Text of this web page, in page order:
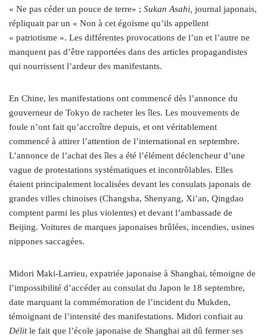
« Ne pas céder un pouce de terre» ; Sukan Asahi, journal japonais,
répliquait par un « Non à cet égoïsme qu’ils appellent
« patriotisme ». Les différentes provocations de l’un et l’autre ne
manquent pas d’être rapportées dans des articles propagandistes
qui nourrissent l’ardeur des manifestants.
En Chine, les manifestations ont commencé dès l’annonce du
gouverneur de Tokyo de racheter les îles. Les mouvements de
foule n’ont fait qu’accroître depuis, et ont véritablement
commencé à attirer l’attention de l’international en septembre.
L’annonce de l’achat des îles a été l’élément déclencheur d’une
vague de protestations systématiques et incontrôlables. Elles
étaient principalement localisées devant les consulats japonais de
grandes villes chinoises (Changsha, Shenyang, Xi’an, Qingdao
comptent parmi les plus violentes) et devant l’ambassade de
Beijing. Voitures de marques japonaises brûlées, incendies, usines
nippones saccagées.
Midori Maki-Larrieu, expatriée japonaise à Shanghai, témoigne de
l’impossibilité d’accéder au consulat du Japon le 18 septembre,
date marquant la commémoration de l’incident du Mukden,
témoignant de l’intensité des manifestations. Midori confiait au
Délitle fait que l’école japonaise de Shanghai ait dû fermer ses